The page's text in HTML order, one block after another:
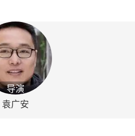
导演
袁广安